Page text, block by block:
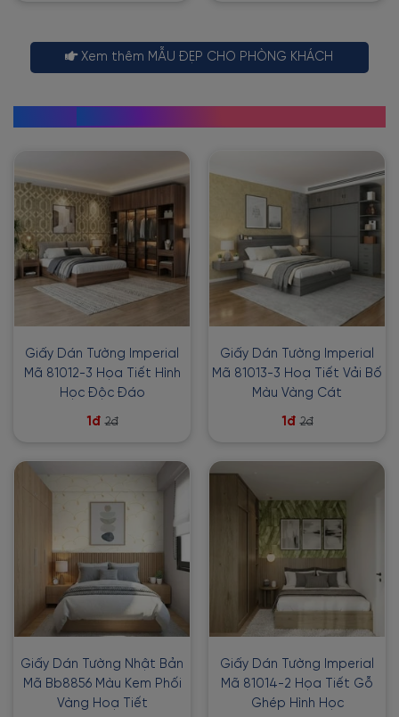
Xem thêm MẪU ĐẸP CHO PHÒNG KHÁCH
Giấy Dán Tường Imperial
Mã 81012-3 Họa Tiết Hình
Học Độc Đáo
1đ 2đ
Giấy Dán Tường Imperial
Mã 81013-3 Hoạ Tiết Vải Bố
Màu Vàng Cát
1đ 2đ
Giấy Dán Tường Nhật Bản
Mã Bb8856 Màu Kem Phối
Vàng Hoạ Tiết
Giấy Dán Tường Imperial
Mã 81014-2 Họa Tiết Gỗ
Ghép Hình Học